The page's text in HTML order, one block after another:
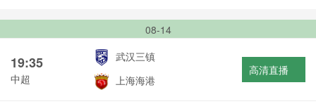
08-14
19:35
中超
武汉三镇
上海海港
高清直播